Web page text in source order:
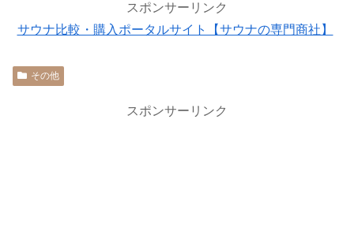
スポンサーリンク
サウナ比較・購入ポータルサイト【サウナの専門商社】
その他
スポンサーリンク